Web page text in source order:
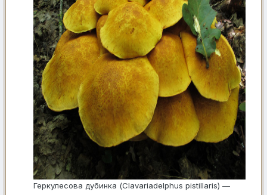
Геркулесова дубинка (Clavariadelphus pistillaris) —